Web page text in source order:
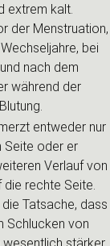
extrem kalt.
der Menstruation,
bei
nach dem
während der
entweder nur
Seite oder er
Verlauf von
die rechte Seite.
Tatsache, dass
Schlucken von